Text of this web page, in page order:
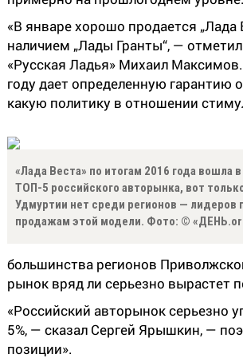
«В январе хорошо продается
наличием „Лады Гранты“, —
«Русская Ладья» Михаил
году дает определенную гарантию
какую политику в отношении
«Лада Веста» по итогам 2016 года вошла в
ТОП-5 российского авторынка, вот
Удмуртии нет среди регионов — лидеров
продажам этой модели. Фото: ©
большинства регионов
рынок вряд ли серьезно вырастет
«Российский авторынок серьезно
5%, — сказал Сергей Ярышкин, —
позиции».